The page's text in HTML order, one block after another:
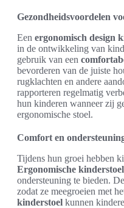
Gezondheidsvoordelen
Een ergonomisch design
in de ontwikkeling van
gebruik van een
bevorderen van de juiste
rugklachten en andere
rapporteren regelmatig
hun kinderen wanneer zij
ergonomische stoel.
Comfort en
Tijdens hun groei hebben
Ergonomische
ondersteuning te bieden.
zodat ze meegroeien met
kinderstoel kunnen